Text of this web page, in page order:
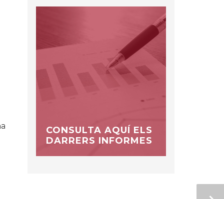
CONSULTA AQUÍ ELS
DARRERS INFORMES